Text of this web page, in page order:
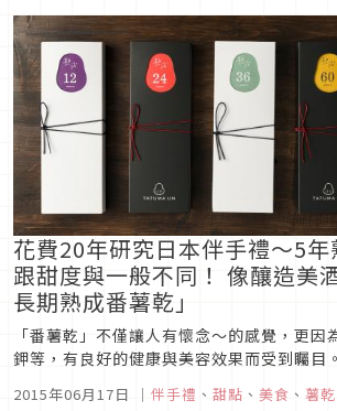
花費20年研究日本伴手禮～5
跟甜度與一般不同！ 像釀造美
長期熟成番薯乾」
「番薯乾」不僅讓人有懷念～的感覺，更因
鉀等，有良好的健康與美容效果而受到矚目
造方法，再用5年以上長期熟成的特別番薯乾
2015年06月17日 ｜ 伴手禮 、 甜點 、 美食 、 薯乾